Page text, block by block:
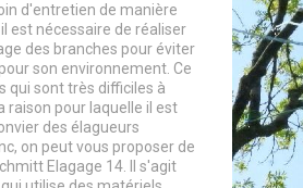
d'entretien de manière
est nécessaire de réaliser
des branches pour éviter
son environnement. Ce
qui sont très difficiles à
pour laquelle il est
des élagueurs
on peut vous proposer de
Elagage 14. Il s'agit